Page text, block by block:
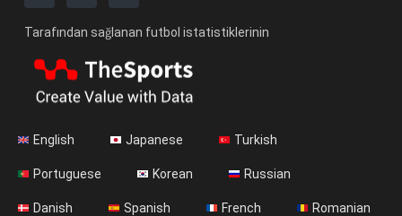
Tarafından sağlanan futbol istatistiklerinin
English Japanese Turkish
Portuguese Korean Russian
Danish Spanish French Romanian